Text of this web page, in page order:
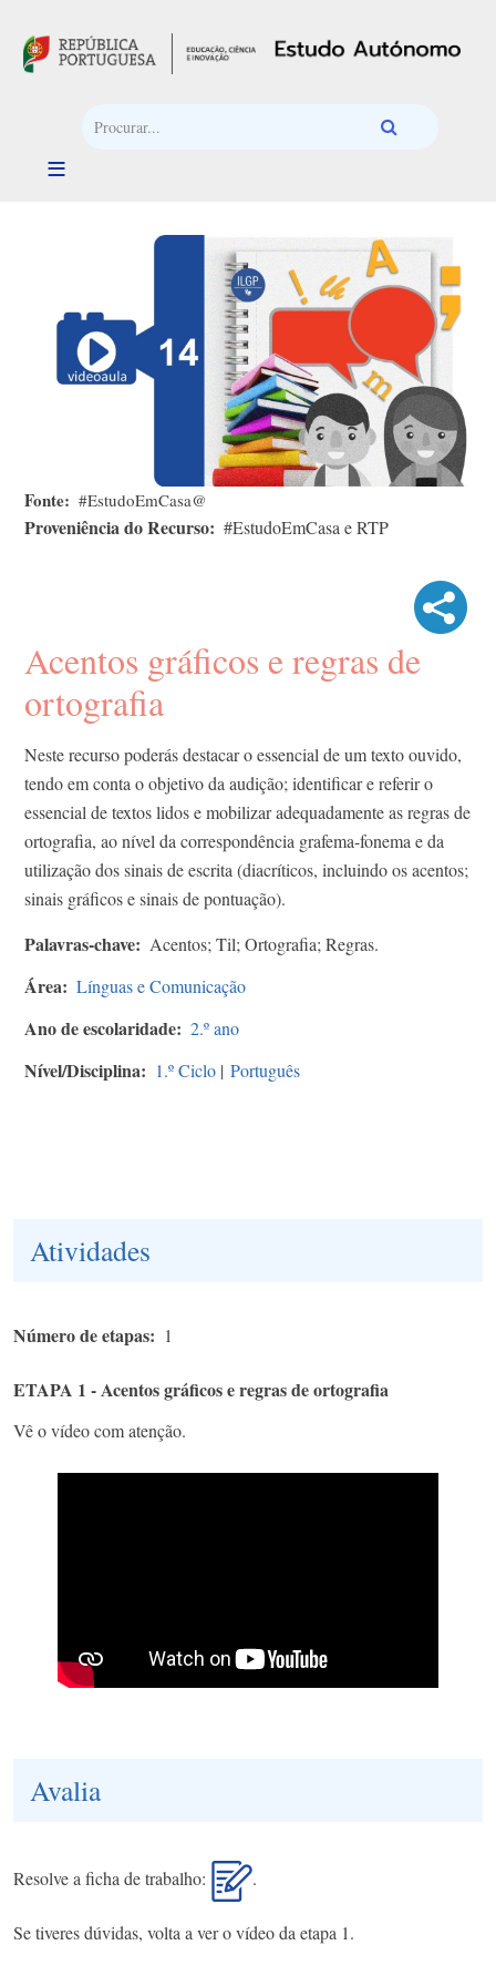
Fonte #EstudoEmCasa@
Proveniência do Recurso #EstudoEmCasa e RTP
Acentos gráficos e regras de
ortografia
Neste recurso poderás destacar o essencial de um texto ouvido,
tendo em conta o objetivo da audição; identificar e referir o
essencial de textos lidos e mobilizar adequadamente as regras de
ortografia, ao nível da correspondência grafema-fonema e da
utilização dos sinais de escrita (diacríticos, incluindo os acentos;
sinais gráficos e sinais de pontuação).
Palavras-chave Acentos; Til; Ortografia; Regras.
Área Línguas e Comunicação
Ano de escolaridade 2.º ano
Nível/Disciplina 1.º Ciclo | Português
Atividades
Número de etapas 1
ETAPA 1 - Acentos gráficos e regras de ortografia
Vê o vídeo com atenção.
Avalia
Resolve a ficha de trabalho: .
Se tiveres dúvidas, volta a ver o vídeo da etapa 1.